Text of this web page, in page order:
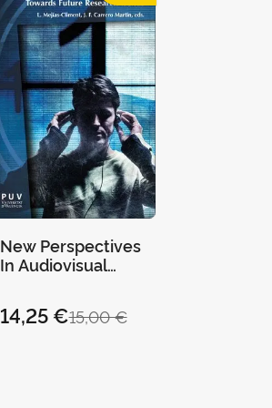
New Perspectives
In Audiovisual
15,00 €
14,25 €